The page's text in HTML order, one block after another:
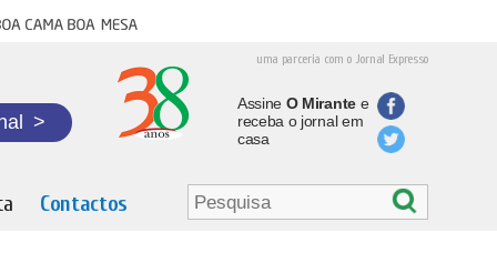
cama boa mesa
uma parceria com o Jornal Expresso
>
Assine O Mirantee
receba o jornal em
casa
Contactos